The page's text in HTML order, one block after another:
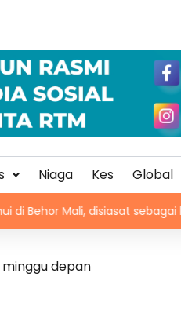
Niaga Kes Global
disiasat sebagai kes bunuh
depan